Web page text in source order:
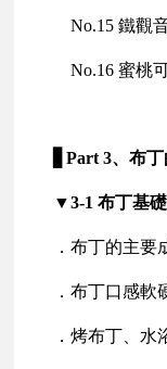
No.15 鐵觀
No.16 蜜桃
▋Part 3、布
▼3-1 布丁基
．布丁的主要
．布丁口感軟
．烤布丁、